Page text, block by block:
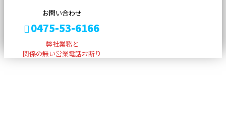
お問い合わせ
0475-53-6166
弊社業務と
関係の無い営業電話お断り